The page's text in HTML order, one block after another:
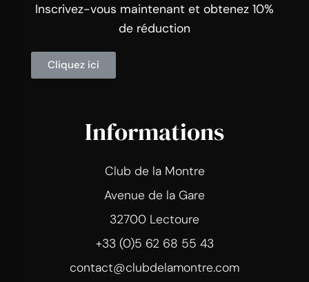
Inscrivez-vous maintenant et obtenez 10%
de réduction
Cliquez ici
Informations
Club de la Montre
Avenue de la Gare
32700 Lectoure
+33 (0)5 62 68 55 43
contact@clubdelamontre.com